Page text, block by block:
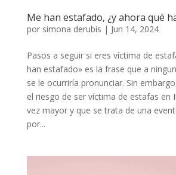
Me han estafado, ¿y ahora qué
por simona derubis | Jun 14, 2024
Pasos a seguir si eres víctima de
han estafado» es la frase que a
se le ocurriría pronunciar. Sin
el riesgo de ser víctima de estafas en
vez mayor y que se trata de una
por...